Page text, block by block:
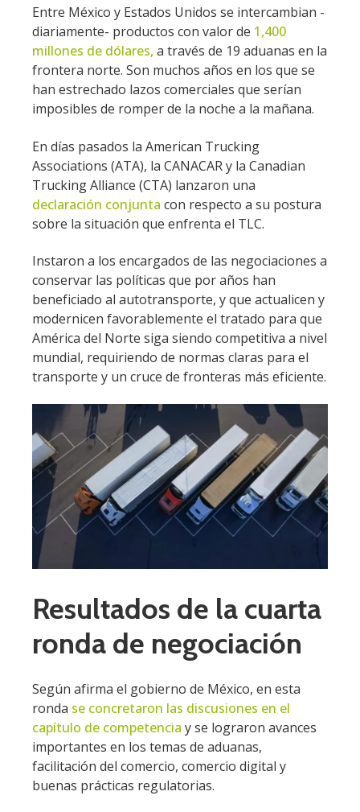
Entre México y Estados Unidos se intercambian -
diariamente- productos con valor de 1,400
millones de dólares, a través de 19 aduanas en la
frontera norte. Son muchos años en los que se
han estrechado lazos comerciales que serían
imposibles de romper de la noche a la mañana.
En días pasados la American Trucking
Associations (ATA), la CANACAR y la Canadian
Trucking Alliance (CTA) lanzaron una
declaración conjunta con respecto a su postura
sobre la situación que enfrenta el TLC.
Instaron a los encargados de las negociaciones a
conservar las políticas que por años han
beneficiado al autotransporte, y que actualicen y
modernicen favorablemente el tratado para que
América del Norte siga siendo competitiva a nivel
mundial, requiriendo de normas claras para el
transporte y un cruce de fronteras más eficiente.
Resultados de la cuarta
ronda de negociación
Según afirma el gobierno de México, en esta
ronda se concretaron las discusiones en el
capítulo de competencia y se lograron avances
importantes en los temas de aduanas,
facilitación del comercio, comercio digital y
buenas prácticas regulatorias.